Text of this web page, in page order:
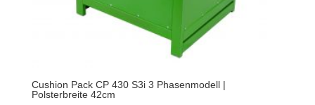
Cushion Pack CP 430 S3i 3 Phasenmodell |
Polsterbreite 42cm